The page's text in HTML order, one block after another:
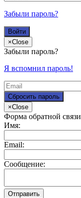
Забыли пароль?
×Close
Забыли пароль?
Я вспомнил пароль!
×Close
Форма обратной связи
Имя:
Email:
Сообщение: